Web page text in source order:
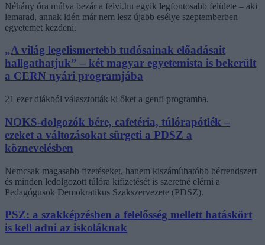
Néhány óra múlva bezár a felvi.hu egyik legfontosabb felülete – aki
lemarad, annak idén már nem lesz újabb esélye szeptemberben
egyetemet kezdeni.
„A világ legelismertebb tudósainak előadásait
hallgathatjuk” – két magyar egyetemista is bekerült
a CERN nyári programjába
21 ezer diákból választották ki őket a genfi programba.
NOKS-dolgozók bére, cafetéria, túlórapótlék –
ezeket a változásokat sürgeti a PDSZ a
köznevelésben
Nemcsak magasabb fizetéseket, hanem kiszámíthatóbb bérrendszert
és minden ledolgozott túlóra kifizetését is szeretné elérni a
Pedagógusok Demokratikus Szakszervezete (PDSZ).
PSZ: a szakképzésben a felelősség mellett hatáskört
is kell adni az iskoláknak